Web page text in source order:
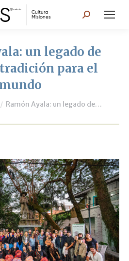
Search:
un legado de
para el
mundo
Ramón Ayala: un legado de…